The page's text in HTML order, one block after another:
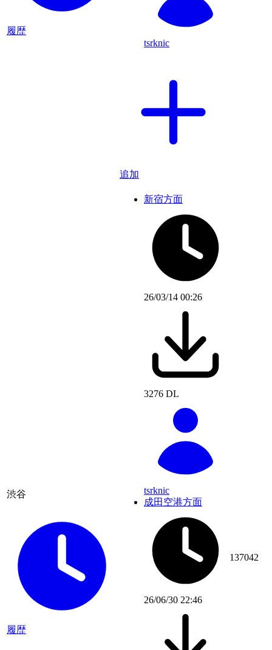
履歴
tsrknic
追加
渋谷
履歴
新宿方面
26/03/14 00:26
3276 DL
tsrknic
成田空港方面
26/06/30 22:46
137042